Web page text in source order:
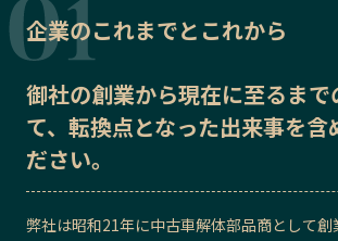
Sporkle
「人」から探す
記事ライター
お問い合わせ 会社概要
企業のこれまでとこれから
御社の創業から現在に至るまで
て、転換点となった出来事を含
ださい。
弊社は昭和21年に中古車解体部品商として